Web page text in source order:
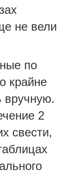
не вели
по
крайне
вручную.
2
свести,